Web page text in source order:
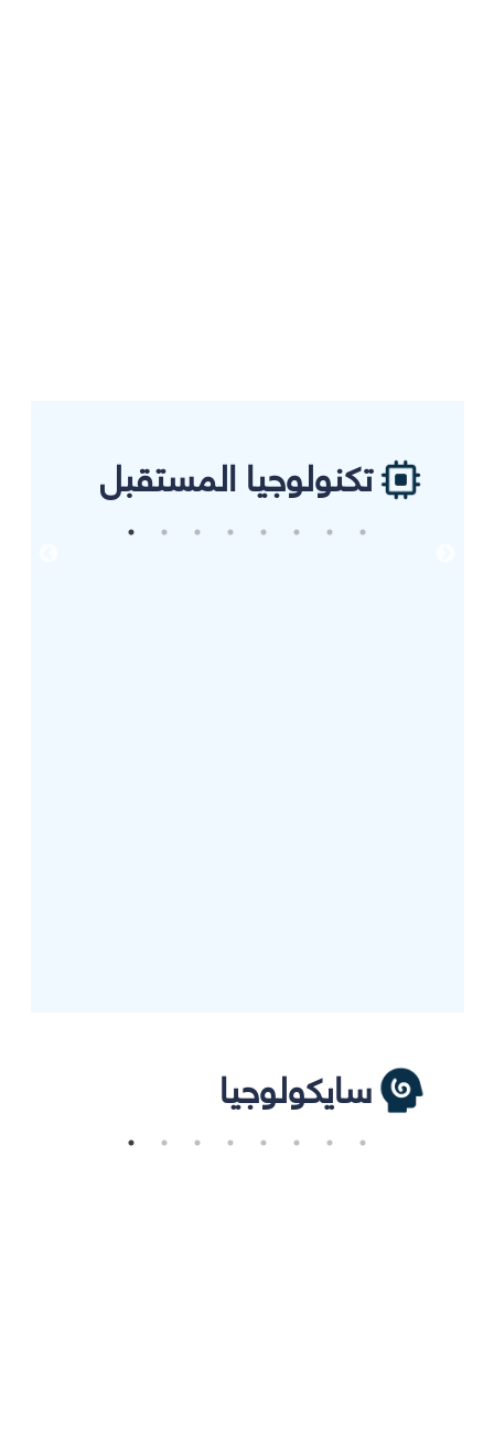
تكنولوجيا المستقبل
سايكولوجيا